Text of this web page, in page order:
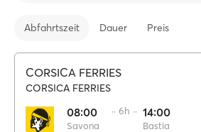
Abfahrtszeit Dauer Preis
CORSICA FERRIES
CORSICA FERRIES
08:00
Savona
·· 6h ·· 14:00
Bastia